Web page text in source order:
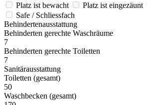
Platz ist bewacht
Platz ist eingezäunt
Safe / Schliessfach
Behindertenausstattung
Behinderten gerechte Waschräume
7
Behinderten gerechte Toiletten
7
Sanitärausstattung
Toiletten (gesamt)
50
Waschbecken (gesamt)